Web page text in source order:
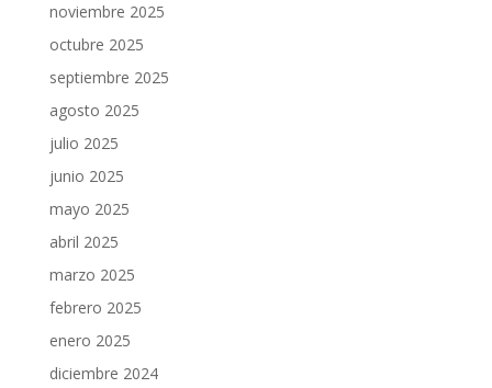
noviembre 2025
octubre 2025
septiembre 2025
agosto 2025
julio 2025
junio 2025
mayo 2025
abril 2025
marzo 2025
febrero 2025
enero 2025
diciembre 2024